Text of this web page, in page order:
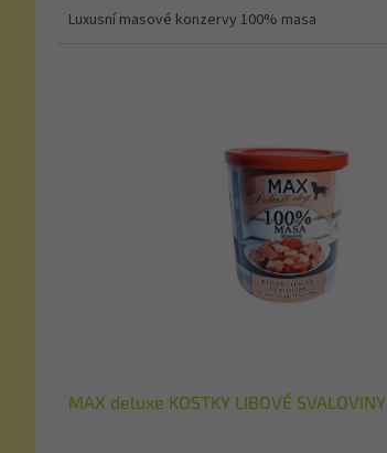
Luxusní masové konzervy 100% masa
MAX deluxe KOSTKY LIBOVÉ SVALOVINY